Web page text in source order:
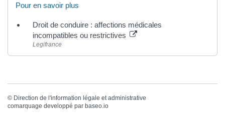
Pour en savoir plus
Droit de conduire : affections médicales
incompatibles ou restrictives
Legifrance
© Direction de l'information légale et administrative
comarquage developpé par baseo.io